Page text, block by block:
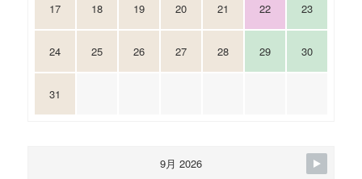
17 18 19 20 21 22 23
24 25 26 27 28 29 30
31
9月 2026